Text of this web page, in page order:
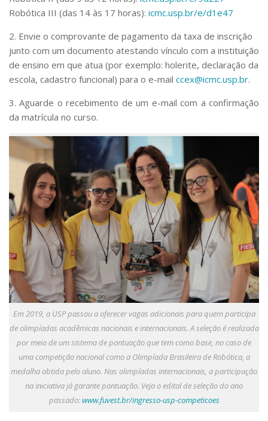
Robótica III (das 14 às 17 horas): icmc.usp.br/e/d1e47
2. Envie o comprovante de pagamento da taxa de inscrição
junto com um documento atestando vínculo com a instituição
de ensino em que atua (por exemplo: holerite, declaração da
escola, cadastro funcional) para o e-mail ccex@icmc.usp.br.
3. Aguarde o recebimento de um e-mail com a confirmação
da matrícula no curso.
Em 2019, a USP passou a oferecer vagas adicionais para quem participa
de olimpíadas acadêmicas nacionais e internacionais. A seleção é realizada
por meio de um sistema de pontuação que tem como base, no caso de
uma competição nacional como a Olimpíada Brasileira de Robótica, a
medalha obtida pelo aluno. Nas olimpíadas internacionais, a participação
na iniciativa já garante pontuação. Veja o edital de seleção do ano
passado:www.fuvest.br/ingresso-usp-competicoes